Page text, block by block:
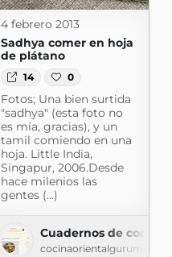
4 febrero 2013
Sadhya comer en hoja
de plátano
14 0
Fotos; Una bien surtida
"sadhya" (esta foto no
es mía, gracias), y un
tamil comiendo en una
hoja. Little India,
Singapur, 2006.Desde
hace milenios las
gentes (...)
Cuadernos de cocina